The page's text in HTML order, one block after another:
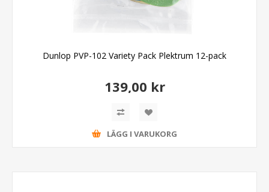
Dunlop PVP-102 Variety Pack Plektrum 12-pack
139,00 kr
LÄGG I VARUKORG